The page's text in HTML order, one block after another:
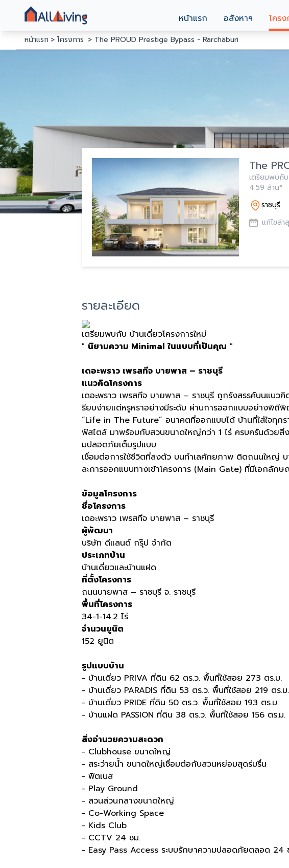
หน้าแรก อสังหาฯ โคร
หน้าแรก โครงการ The PROUD Prestige Bypass - Rarchaburi
The
เตรียมพบกับ
4.59 ล้าน*
ราชบุรี
แก้ไขล่
รายละเอียด
เตรียมพบกับ บ้านเดี่ยวโครงการใหม่
" นิยามความ Minimal ในแบบที่เป็นคุณ "
เดอะพราว เพรสทีจ บายพาส – ราชบุรี
แนวคิดโครงการ
เดอะพราว เพรสทีจ บายพาส – ราชบุรี ถูกรังสรรค์บนแนว
รียบง่ายแต่หรูหราอย่างมีระดับ ผ่านการออกแบบอย่างพิถี
“Life in The Future” อนาคตที่ออกแบบได้ บ้านที่ใส่ใจทุกร
ฟ์สไตล์ มาพร้อมกับสวนขนาดใหญ่กว่า 1 ไร่ ครบครันด้วยสิ่ง
มปลอดภัยเต็มรูปแบบ
เชื่อมต่อการใช้ชีวิตที่ลงตัว บนทำเลศักยภาพ ติดถนนใหญ่
ละการออกแบบทางเข้าโครงการ (Main Gate) ที่มีเอกลัก
ข้อมูลโครงการ
ชื่อโครงการ
เดอะพราว เพรสทีจ บายพาส – ราชบุรี
ผู้พัฒนา
บริษัท ดีแลนด์ กรุ๊ป จำกัด
ประเภทบ้าน
บ้านเดี่ยวและบ้านแฝด
ที่ตั้งโครงการ
ถนนบายพาส – ราชบุรี จ. ราชบุรี
พื้นที่โครงการ
34-1-14.2 ไร่
จำนวนยูนิต
152 ยูนิต
รูปแบบบ้าน
- บ้านเดี่ยว PRIVA ที่ดิน 62 ตร.ว. พื้นที่ใช้สอย 273 ตร.ม.
- บ้านเดี่ยว PARADIS ที่ดิน 53 ตร.ว. พื้นที่ใช้สอย 219 ตร.ม.
- บ้านเดี่ยว PRIDE ที่ดิน 50 ตร.ว. พื้นที่ใช้สอย 193 ตร.ม.
- บ้านแฝด PASSION ที่ดิน 38 ตร.ว. พื้นที่ใช้สอย 156 ตร.ม.
สิ่งอำนวยความสะดวก
- Clubhouse ขนาดใหญ่
- สระว่ายน้ำ ขนาดใหญ่เชื่อมต่อกับสวนหย่อมสุดร่มรื่น
- ฟิตเนส
- Play Ground
- สวนส่วนกลางขนาดใหญ่
- Co-Working Space
- Kids Club
- CCTV 24 ชม.
- Easy Pass Access ระบบรักษาความปลอดภัยตลอด 24